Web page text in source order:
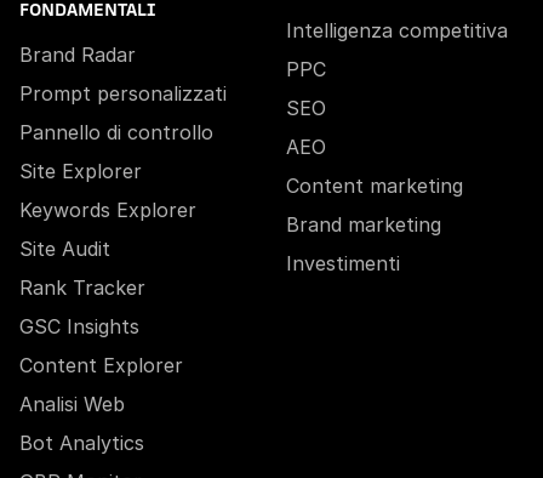
FONDAMENTALI
Brand Radar
Prompt personalizzati
Pannello di controllo
Site Explorer
Keywords Explorer
Site Audit
Rank Tracker
GSC Insights
Content Explorer
Analisi Web
Bot Analytics
Intelligenza competitiva
PPC
SEO
AEO
Content marketing
Brand marketing
Investimenti